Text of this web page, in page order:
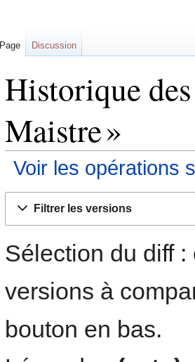
Historique
Maistre »
Voir les opérations
navigation
recherche
Filtrer les versions
Sélection du diff
versions à
bouton en bas.
Page Discussion